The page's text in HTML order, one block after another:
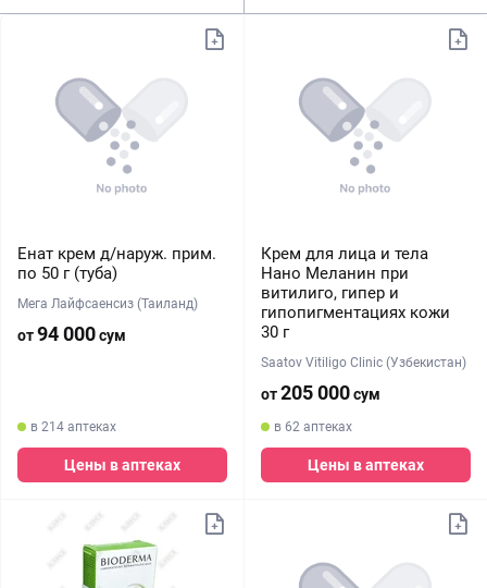
Енат крем д/наруж. прим.
по 50 г (туба)
Мега Лайфсаенсиз (Таиланд)
от94 000сум
в 214 аптеках
Цены в аптеках
Крем для лица и тела
Нано Меланин при
витилиго, гипер и
гипопигментациях кожи
30 г
Saatov Vitiligo Clinic (Узбекистан)
от205 000сум
в 62 аптеках
Цены в аптеках